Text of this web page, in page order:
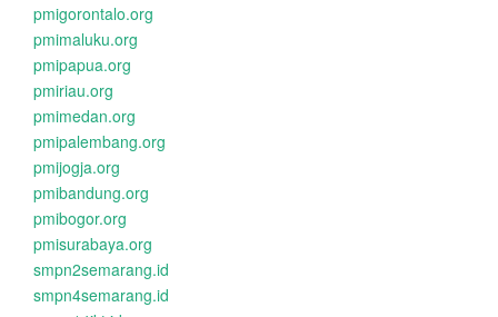
pmigorontalo.org
pmimaluku.org
pmipapua.org
pmiriau.org
pmimedan.org
pmipalembang.org
pmijogja.org
pmibandung.org
pmibogor.org
pmisurabaya.org
smpn2semarang.id
smpn4semarang.id